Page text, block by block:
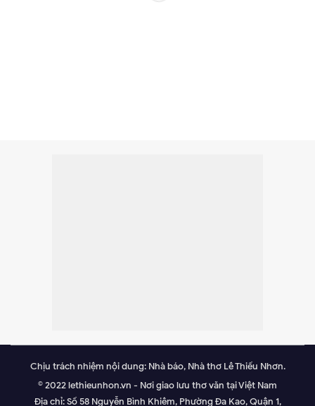
Chịu trách nhiệm nội dung: Nhà báo, Nhà thơ Lê Thiếu Nhơn.
© 2022 lethieunhon.vn - Nơi giao lưu thơ văn tại Việt Nam
Địa chỉ: Số 58 Nguyễn Bình Khiêm, Phường Đa Kao, Quận 1,